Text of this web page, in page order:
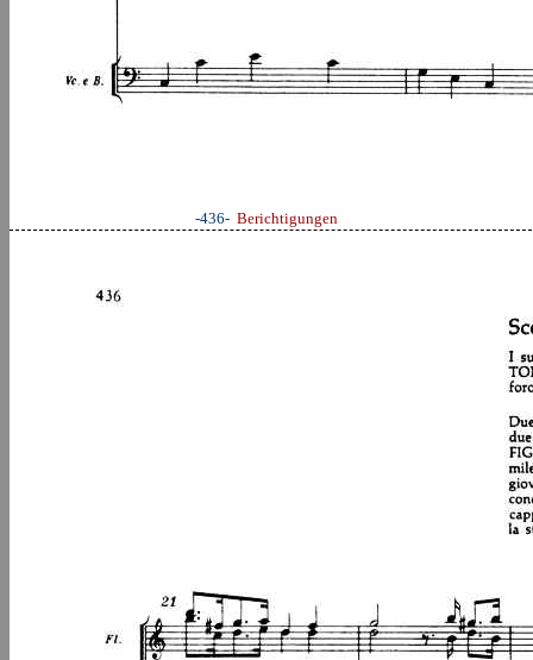
-436- Berichtigungen